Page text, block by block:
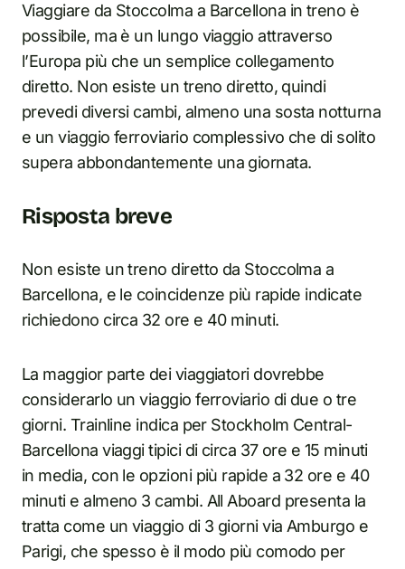
Viaggiare da Stoccolma a Barcellona in treno è
possibile, ma è un lungo viaggio attraverso
l’Europa più che un semplice collegamento
diretto. Non esiste un treno diretto, quindi
prevedi diversi cambi, almeno una sosta notturna
e un viaggio ferroviario complessivo che di solito
supera abbondantemente una giornata.
Risposta breve
Non esiste un treno diretto da Stoccolma a
Barcellona, e le coincidenze più rapide indicate
richiedono circa 32 ore e 40 minuti.
La maggior parte dei viaggiatori dovrebbe
considerarlo un viaggio ferroviario di due o tre
giorni. Trainline indica per Stockholm Central-
Barcellona viaggi tipici di circa 37 ore e 15 minuti
in media, con le opzioni più rapide a 32 ore e 40
minuti e almeno 3 cambi. All Aboard presenta la
tratta come un viaggio di 3 giorni via Amburgo e
Parigi, che spesso è il modo più comodo per